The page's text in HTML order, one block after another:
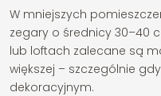
W mniejszych
zegary o średnicy 30–40
lub loftach zalecane są
większej – szczególnie
dekoracyjnym.